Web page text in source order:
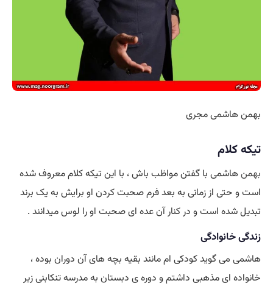
بهمن هاشمی مجری
تیکه کلام
بهمنهاشمی با گفتن مواظب باش ، با این تیکه کلام معروف شده
است و حتی از زمانی به بعد فرم صحبت کردن او برایش به یک برند
تبدیل شده است و در کنار آن عده ای صحبت او را لوس میدانند .
زندگی خانوادگی
هاشمی می گوید کودکی ام مانند بقیه بچه های آن دوران بوده ،
خانواده ای مذهبی داشتم و دوره ی دبستان به مدرسه تنکابنی زیر